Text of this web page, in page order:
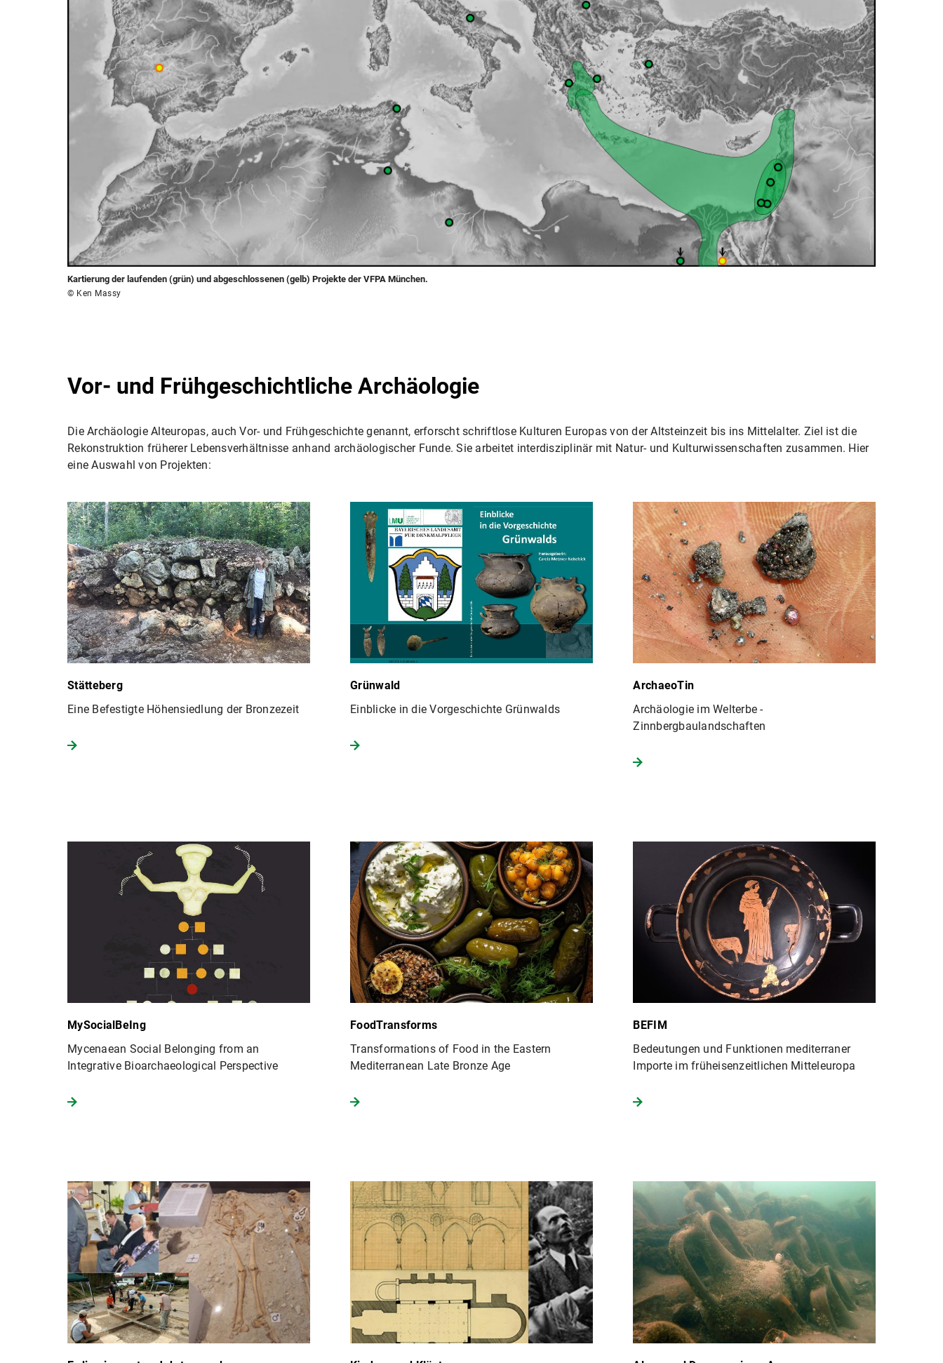
Kartierung der laufenden (grün) und abgeschlossenen (gelb) Projekte der VFPA München.
© Ken Massy
Vor- und Frühgeschichtliche Archäologie
Die Archäologie Alteuropas, auch Vor- und Frühgeschichte genannt, erforscht schriftlose Kulturen Europas von der Altsteinzeit bis ins Mittelalter. Ziel ist die
Rekonstruktion früherer Lebensverhältnisse anhand archäologischer Funde. Sie arbeitet interdisziplinär mit Natur- und Kulturwissenschaften zusammen. Hier
eine Auswahl von Projekten:
Stätteberg
Eine Befestigte Höhensiedlung der Bronzezeit
Grünwald
Einblicke in die Vorgeschichte Grünwalds
ArchaeoTin
Archäologie im Welterbe -
Zinnbergbaulandschaften
MySocialBeIng
Mycenaean Social Belonging from an
Integrative Bioarchaeological Perspective
FoodTransforms
Transformations of Food in the Eastern
Mediterranean Late Bronze Age
BEFIM
Bedeutungen und Funktionen mediterraner
Importe im früheisenzeitlichen Mitteleuropa